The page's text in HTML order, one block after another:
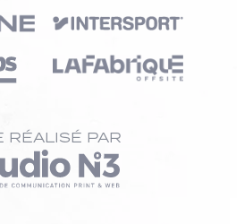
RÉALISÉ PAR